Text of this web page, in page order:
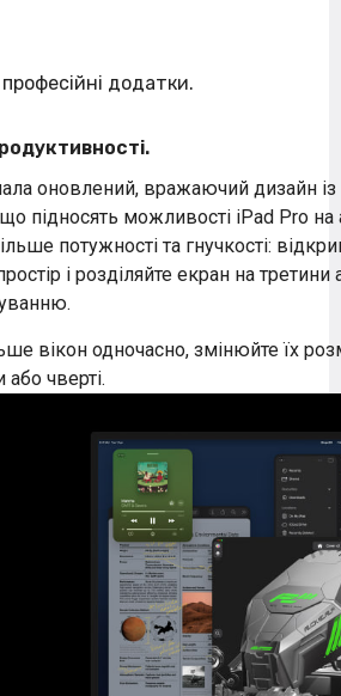
додатки.
оновлений, вражаючий дизайн із
підносять можливості iPad Pro
потужності та гнучкості:
і розділяйте екран на
вікон одночасно, змінюйте їх
чверті.